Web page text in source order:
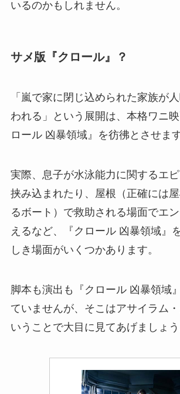
いるのかもしれません。
サメ版『クロール』？
「嵐で家に閉じ込められた家族が
われる」という展開は、本格ワニ
ロール 凶暴領域』を彷彿とさせます
実際、息子が水泳能力に関するエ
挟み込まれたり、屋根（正確には
るボート）で救助される場面でエ
えるなど、『クロール 凶暴領域』
しき場面がいくつかあります。
脚本も演出も『クロール 凶暴領域
ていませんが、そこはアサイラム
いうことで大目に見てあげましょう